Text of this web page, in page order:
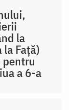
la
la Față)
a 6-a